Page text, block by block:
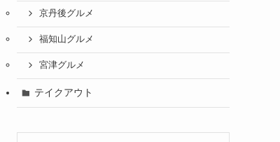
京丹後グルメ
福知山グルメ
宮津グルメ
テイクアウト